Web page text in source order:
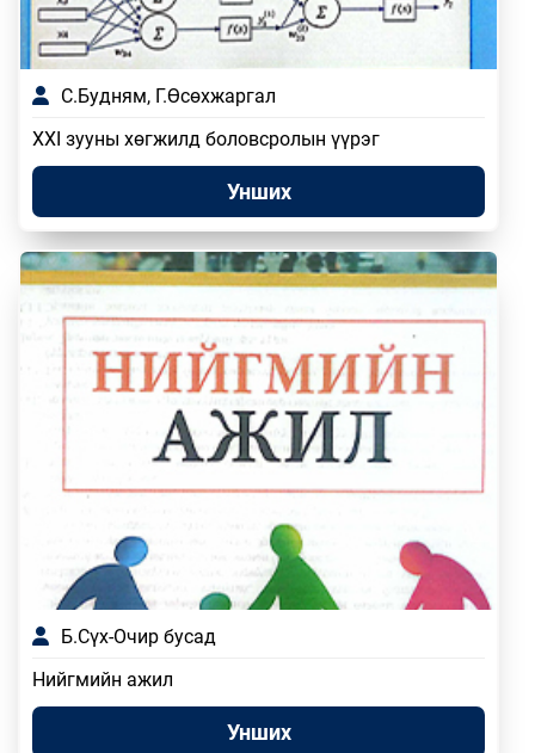
С.Будням, Г.Өсөхжаргал
XXI зууны хөгжилд боловсролын үүрэг
Унших
Б.Сүх-Очир бусад
Нийгмийн ажил
Унших